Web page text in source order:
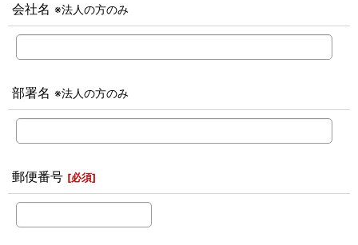
会社名 ※法人の方のみ
部署名 ※法人の方のみ
郵便番号 [必須]